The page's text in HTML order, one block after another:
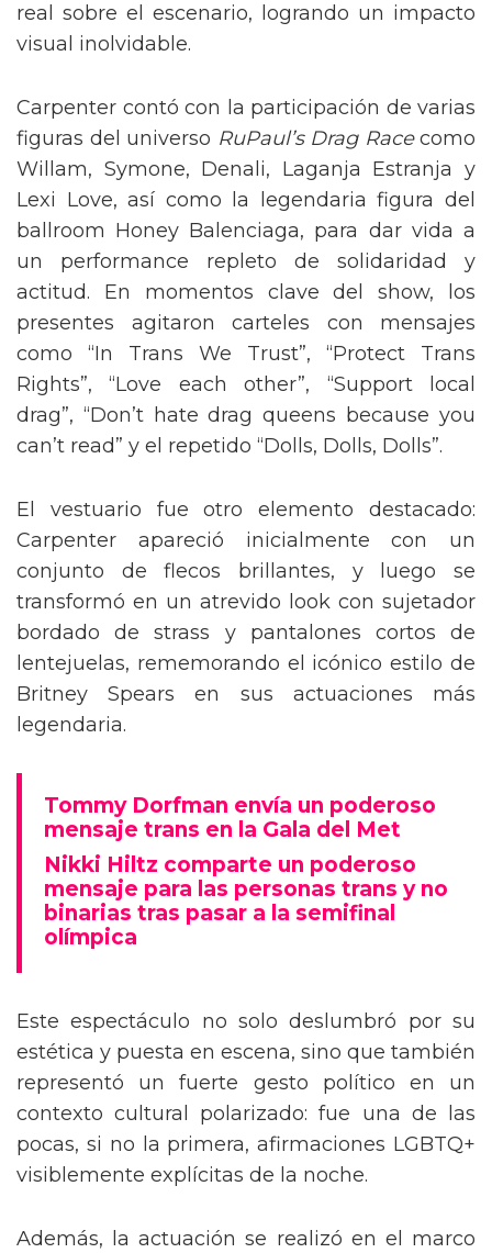
real sobre el escenario, logrando un impacto
visual inolvidable.
Carpenter contó con la participación de varias
figuras del universo RuPaul’s Drag Racecomo
Willam, Symone, Denali, Laganja Estranja y
Lexi Love, así como la legendaria figura del
ballroom Honey Balenciaga, para dar vida a
un performance repleto de solidaridad y
actitud. En momentos clave del show, los
presentes agitaron carteles con mensajes
como “In Trans We Trust”, “Protect Trans
Rights”, “Love each other”, “Support local
drag”, “Don’t hate drag queens because you
can’t read” y el repetido “Dolls, Dolls, Dolls”.
El vestuario fue otro elemento destacado:
Carpenter apareció inicialmente con un
conjunto de flecos brillantes, y luego se
transformó en un atrevido look con sujetador
bordado de strass y pantalones cortos de
lentejuelas, rememorando el icónico estilo de
Britney Spears en sus actuaciones más
legendaria.
Tommy Dorfman envía un poderoso
mensaje trans en la Gala del Met
Nikki Hiltz comparte un poderoso
mensaje para las personas trans y no
binarias tras pasar a la semifinal
olímpica
Este espectáculo no solo deslumbró por su
estética y puesta en escena, sino que también
representó un fuerte gesto político en un
contexto cultural polarizado: fue una de las
pocas, si no la primera, afirmaciones LGBTQ+
visiblemente explícitas de la noche.
Además, la actuación se realizó en el marco